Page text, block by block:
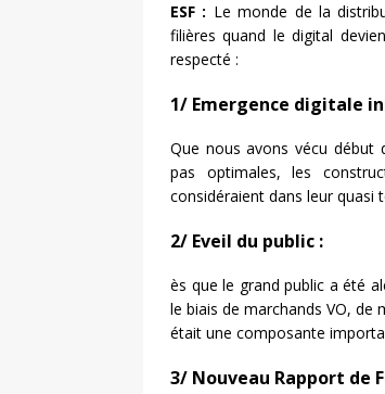
ESF : Le monde de la
filières quand le digital
respecté :
1/ Emergence digitale
Que nous avons vécu début
pas optimales, les
considéraient dans leur quasi
2/ Eveil du public :
ès que le grand public a été
le biais de marchands VO, de
était une composante
3/ Nouveau Rapport de